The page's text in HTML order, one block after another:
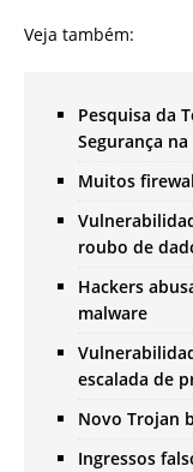
Veja também:
Pesquisa da
Segurança
Muitos
roubo de
Hackers
malware
escalada de
Novo Trojan
Ingressos